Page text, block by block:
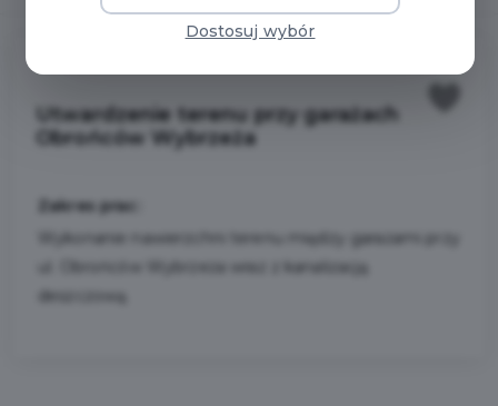
Utwardzenie terenu przy garażach
Obrońców Wybrzeża
Zakres prac:
Wykonanie nawierzchni terenu między garażami przy
ul. Obrońców Wybrzeża wraz z kanalizacją
deszczową.
Dostosuj wybór